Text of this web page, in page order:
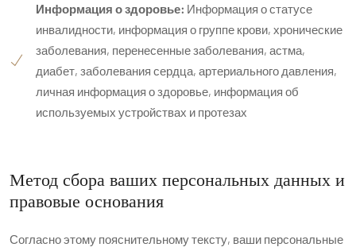
Информация о здоровье: Информация о статусе
инвалидности, информация о группе крови, хронические
заболевания, перенесенные заболевания, астма,
диабет, заболевания сердца, артериального давления,
личная информация о здоровье, информация об
используемых устройствах и протезах
Метод сбора ваших персональных данных и
правовые основания
Согласно этому пояснительному тексту, ваши персональные